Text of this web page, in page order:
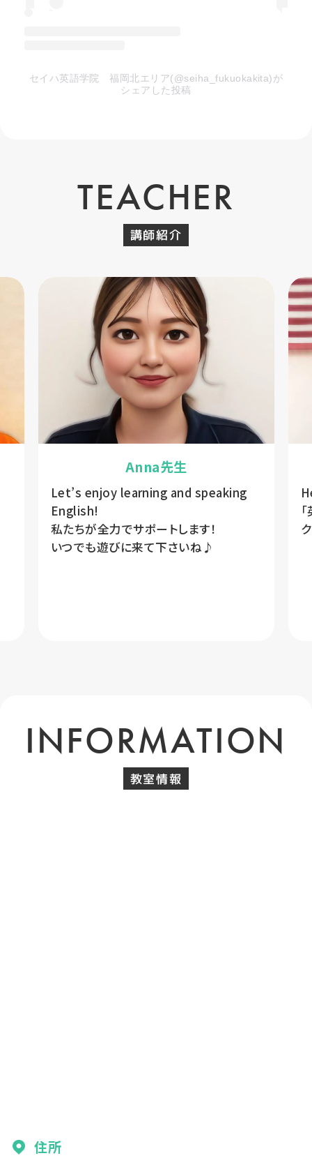
セイハ英語学院 福岡北エリア(@seiha_fukuokakita)が
シェアした投稿
TEACHER
講師紹介
Anna先生
Let’s enjoy learning and speaking
English!
私たちが全力でサポートします！
いつでも遊びに来て下さいね♪
INFORMATION
教室情報
住所